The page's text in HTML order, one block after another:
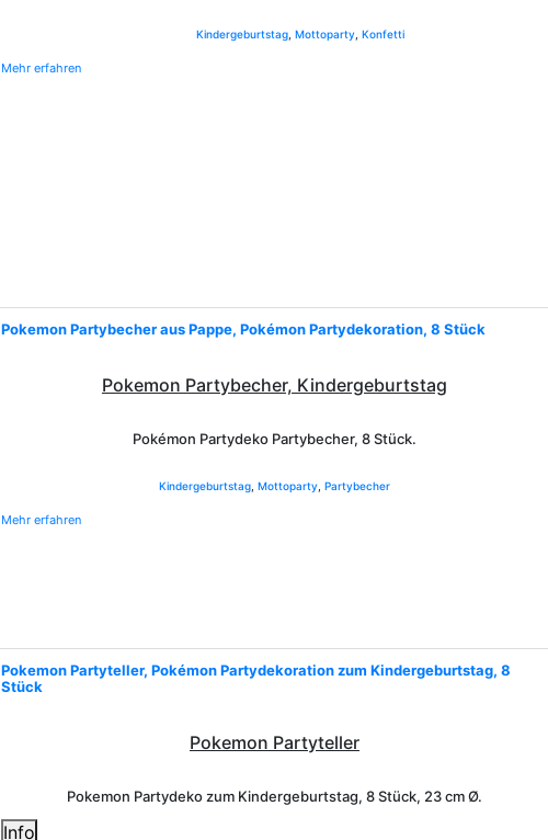
Kindergeburtstag Mottoparty Konfetti
Mehr erfahren
Pokemon Partybecher aus Pappe, Pokémon Partydekoration, 8 Stück
Pokemon Partybecher, Kindergeburtstag
Pokémon Partydeko Partybecher, 8 Stück.
Kindergeburtstag Mottoparty Partybecher
Mehr erfahren
Pokemon Partyteller, Pokémon Partydekoration zum Kindergeburtstag, 8
Stück
Pokemon Partyteller
Pokemon Partydeko zum Kindergeburtstag, 8 Stück, 23 cm Ø.
Info